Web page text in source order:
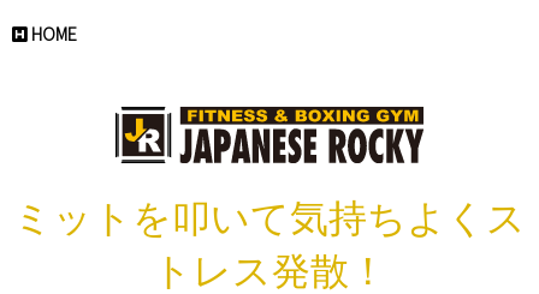
HOME
ミットを叩いて気持ちよくス
トレス発散！